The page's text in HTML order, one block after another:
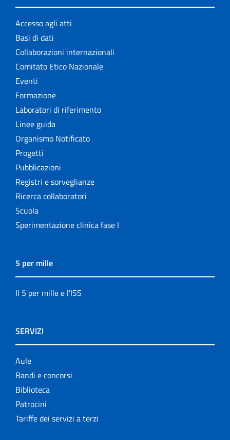
Accesso agli atti
Basi di dati
Collaborazioni internazionali
Comitato Etico Nazionale
Eventi
Formazione
Laboratori di riferimento
Linee guida
Organismo Notificato
Progetti
Pubblicazioni
Registri e sorveglianze
Ricerca collaboratori
Scuola
Sperimentazione clinica fase I
5 per mille
Il 5 per mille e l'ISS
SERVIZI
Aule
Bandi e concorsi
Biblioteca
Patrocini
Tariffe dei servizi a terzi